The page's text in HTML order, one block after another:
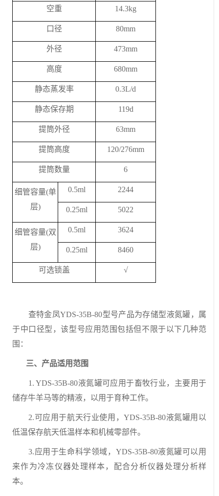
空重 14.3kg
口径 80mm
外径 473mm
高度 680mm
静态蒸发率 0.3L/d
静态保存期 119d
提筒外径 63mm
提筒高度 120/276mm
提筒数量 6
细管容量(单
层)
0.5ml 2244
0.25ml 5022
细管容量(双
层)
0.5ml 3624
0.25ml 8460
可选锁盖 √
查特金凤YDS-35B-80型号产品为存储型液氮罐，属
于中口径型，该型号应用范围包括但不限于以下几种范
围：
三、产品适用范围
1. YDS-35B-80液氮罐可应用于畜牧行业，主要用于
储存牛羊马等的精液，以用于育种工作。
2.可应用于航天行业使用，YDS-35B-80液氮罐用以
低温保存航天低温样本和机械零部件。
3.应用于生命科学领域，YDS-35B-80液氮罐可以用
来作为冷冻仪器处理样本，配合分析仪器处理分析样
本。